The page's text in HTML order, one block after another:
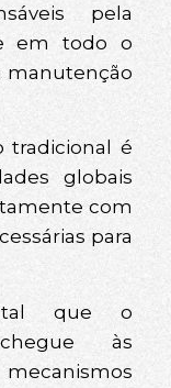
pela
em todo o
manutenção
tradicional é
globais
com
para
que o
às